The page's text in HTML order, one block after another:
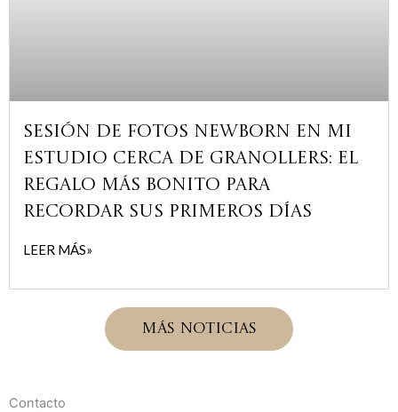
Sesión de fotos newborn en mi
estudio cerca de Granollers: el
regalo más bonito para
recordar sus primeros días
LEER MÁS»
Más noticias
Contacto